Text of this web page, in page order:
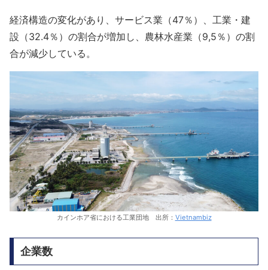
経済構造の変化があり、サービス業（47％）、工業・建
設（32.4％）の割合が増加し、農林水産業（9,5％）の割
合が減少している。
カインホア省における工業団地 出所： Vietnambiz
企業数